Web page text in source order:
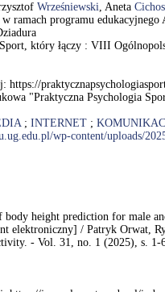
Wrześniewski, Aneta
ramach programu
który łączy : VIII
https://
"Praktyczna Psychologia
; INTERNET ;
wp-content/uploads/
height prediction for male
elektroniczny] / Patryk Orwat,
- Vol. 31, no. 1 (2025), s. 1-